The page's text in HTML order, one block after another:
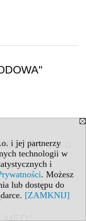
i jej partnerzy
technologii w
i
. Możesz
lub dostępu do
[ZAMKNIJ]
Sp. z o.o.